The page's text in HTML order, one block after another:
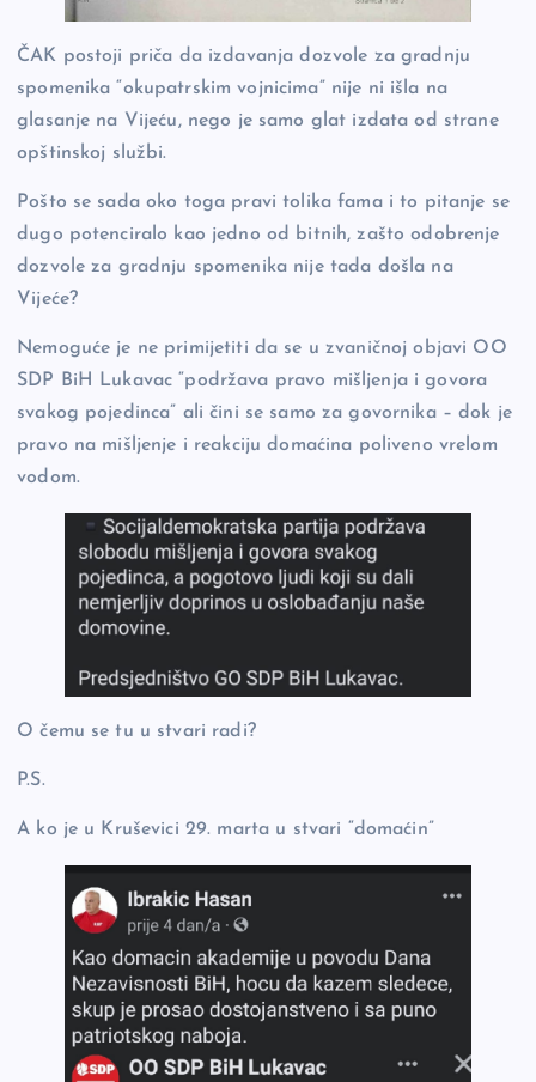
ČAK postoji priča da izdavanja dozvole za gradnju
spomenika “okupatrskim vojnicima” nije ni išla na
glasanje na Vijeću, nego je samo glat izdata od strane
opštinskoj službi.
Pošto se sada oko toga pravi tolika fama i to pitanje se
dugo potenciralo kao jedno od bitnih, zašto odobrenje
dozvole za gradnju spomenika nije tada došla na
Vijeće?
Nemoguće je ne primijetiti da se u zvaničnoj objavi OO
SDP BiH Lukavac “podržava pravo mišljenja i govora
svakog pojedinca” ali čini se samo za govornika – dok je
pravo na mišljenje i reakciju domaćina poliveno vrelom
vodom.
O čemu se tu u stvari radi?
P.S.
A ko je u Kruševici 29. marta u stvari “domaćin”